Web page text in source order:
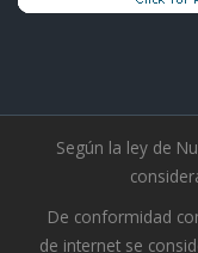
Según la ley de
De conformidad
de internet se